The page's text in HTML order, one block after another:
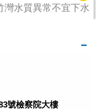
灣水質異常不宜下水
號檢察院大樓